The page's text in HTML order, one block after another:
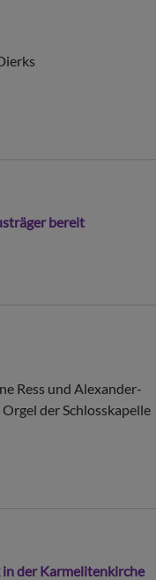
bereit
Ress und Alexander-
der Schlosskapelle
der Karmelitenkirche